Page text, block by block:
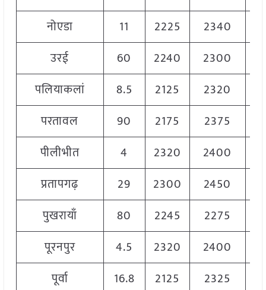
नोएडा
11 2225 2340
उरई
60 2240 2300
पलियाकलां
8.5 2125 2320
परतावल
90 2175 2375
पीलीभीत
4 2320 2400
प्रतापगढ़
29 2300 2450
पुखरायाँ
80 2245 2275
पूरनपुर
4.5 2320 2400
पूर्वा
16.8 2125 2325